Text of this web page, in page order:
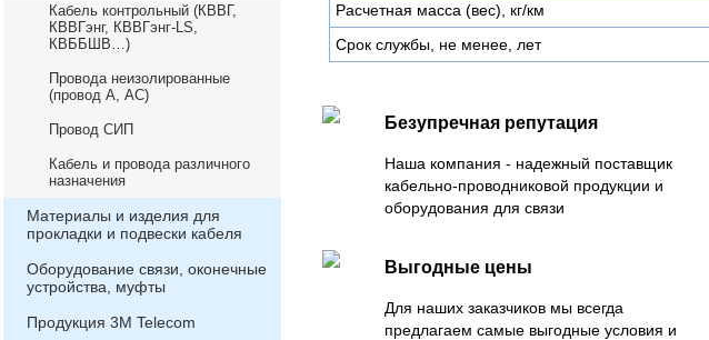
Кабель контрольный (КВВГ,
КВВГэнг, КВВГэнг-LS,
КВББШВ…)
Провода неизолированные
(провод А, АС)
Провод СИП
Кабель и провода различного
назначения
Материалы и изделия для
прокладки и подвески кабеля
Оборудование связи, оконечные
устройства, муфты
Продукция 3М Telecom
Расчетная масса (вес), кг/км
Срок службы, не менее, лет
Безупречная репутация
Наша компания - надежный поставщик
кабельно-проводниковой продукции и
оборудования для связи
Выгодные цены
Для наших заказчиков мы всегда
предлагаем самые выгодные условия и